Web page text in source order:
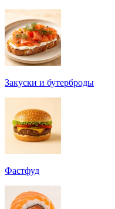
Закуски и бутерброды
Фастфуд